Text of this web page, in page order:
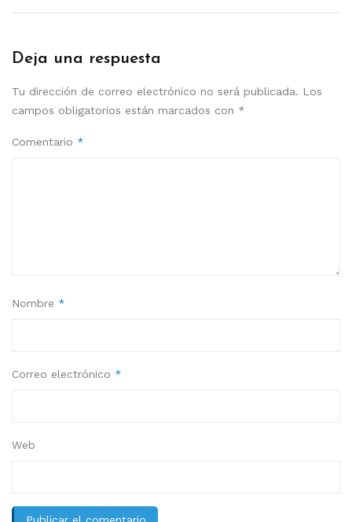
Deja una respuesta
Tu dirección de correo electrónico no será publicada. Los
campos obligatorios están marcados con *
Comentario *
Nombre *
Correo electrónico *
Web